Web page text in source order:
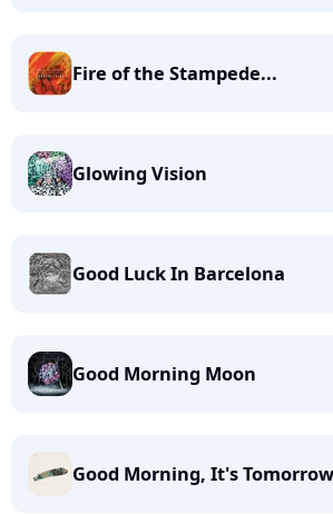
Fire of the Stampede...
Glowing Vision
Good Luck In Barcelona
Good Morning Moon
Good Morning, It's Tomorrow